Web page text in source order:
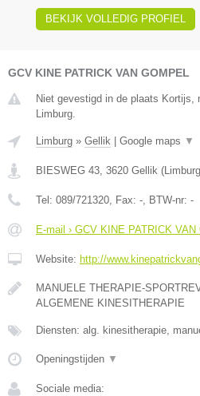
BEKIJK VOLLEDIG PROFIEL
GCV KINE PATRICK VAN GOMPEL
Niet gevestigd in de plaats Kortijs,
Limburg.
Limburg » Gellik Google maps ▼
BIESWEG 43, 3620 Gellik (Limburg
Tel: 089/721320, Fax: -, BTW-nr: -
E-mail › GCV KINE PATRICK
Website: http://
MANUELE THERAPIE-
ALGEMENE KINESITHERAPIE
Diensten: alg. kinesitherapie,
Openingstijden ▼
Sociale media: